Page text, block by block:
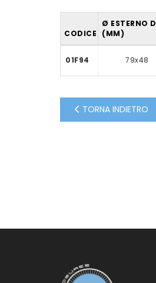
CODICE
Ø ESTERNO D
(MM)
01F94 79x48
TORNA INDIETRO